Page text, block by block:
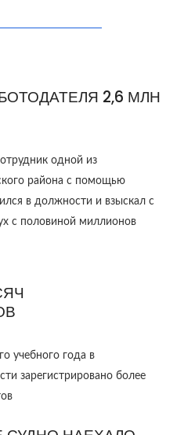
2,6 МЛН
одной из
района с помощью
в должности и взыскал с
с половиной миллионов
учебного года в
зарегистрировано более